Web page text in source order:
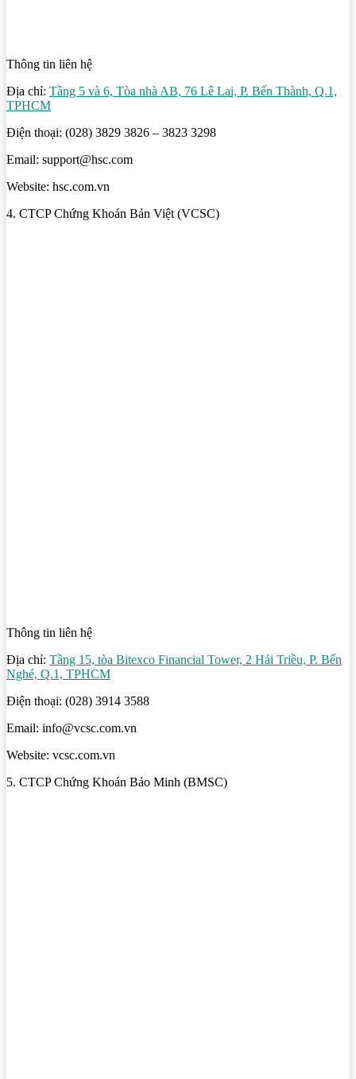
Thông tin liên hệ
Địa chỉ: Tầng 5 và 6, Tòa nhà AB, 76 Lê Lai, P. Bến Thành, Q.1,
TPHCM
Điện thoại: (028) 3829 3826 – 3823 3298
Email: support@hsc.com
Website: hsc.com.vn
4. CTCP Chứng Khoán Bản Việt (VCSC)
Thông tin liên hệ
Địa chỉ: Tầng 15, tòa Bitexco Financial Tower, 2 Hải Triều, P. Bến
Nghé, Q.1, TPHCM
Điện thoại: (028) 3914 3588
Email: info@vcsc.com.vn
Website: vcsc.com.vn
5. CTCP Chứng Khoán Bảo Minh (BMSC)